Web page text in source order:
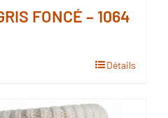
FONCÉ – 1064
Détails